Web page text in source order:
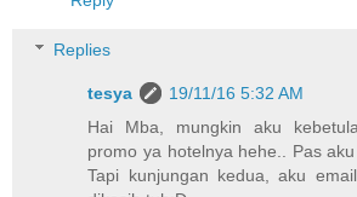
Replies
tesya
19/11/16 5:32 AM
Hai Mba, mungkin aku
promo ya hotelnya hehe.. Pas
Tapi kunjungan kedua, aku